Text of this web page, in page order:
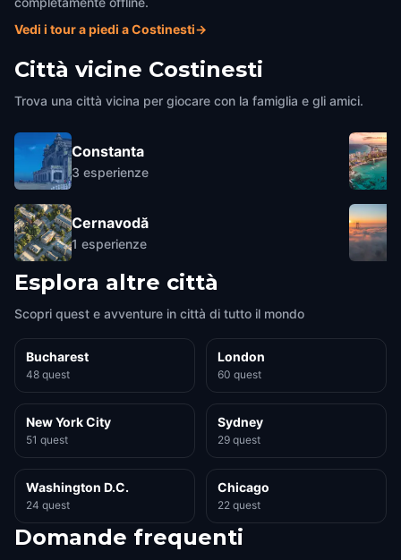
Vedi i tour a piedi a Costinesti→
Città vicine Costinesti
Trova una città vicina per giocare con la famiglia e gli amici.
Constanta
3 esperienze
Cernavodă
1 esperienze
Esplora altre città
Scopri quest e avventure in città di tutto il mondo
Bucharest
48 quest
London
60 quest
New York City
51 quest
Sydney
29 quest
Washington D.C.
24 quest
Chicago
22 quest
Domande frequenti